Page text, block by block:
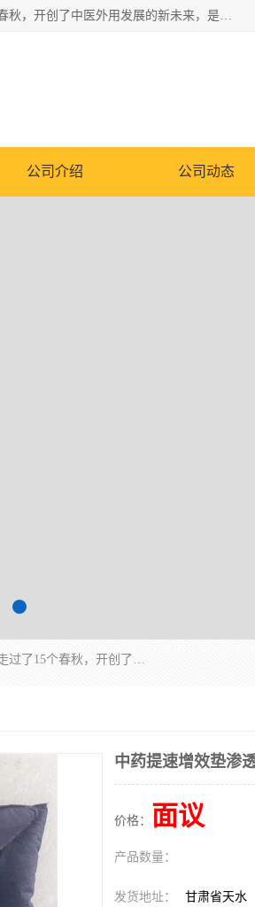
深圳运康达华科技有限公司是一家致力于健康健康产业的现代化企业，已经走过了15个春秋，开创了中医外用发展的新未来，是专业从事中医医疗仪器的研发、生产、销售、服务为一体的子公司，在医疗器械的设计、开发和生产方面率先引进国际先进技术和好的科技人员，先后开发出了场效应治疗仪、多功能治疗仪、颈椎治疗仪、腰椎治疗仪、增效垫等多个系列。
公司介绍 公司动态
深圳运康达华科技有限公司是一家致力于健康健康产业的现代化企业，已经走过了15个春秋，开创了中医外用发展的新未来，是专业从事中医医疗仪器的研发、生产、销售、服务为一体的子公司，在医疗器械的设计、开发和生产方面率先引进国际先进技术和好的科技人员，先后开发出了场效应治疗仪、多功能治疗仪、颈椎治疗仪、腰椎治疗仪、增效垫等多个系列。
中药提速增效垫渗
价格： 面议
产品数量：
发货地址： 甘肃省天水